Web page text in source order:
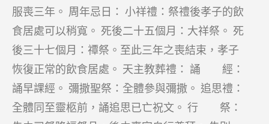
服喪三年。 周年忌日： 小祥禮：祭禮後孝子的飲
食居處可以稍寬。 死後二十五個月：大祥祭。 死
後三十七個月：禫祭。至此三年之喪結束，孝子
恢復正常的飲食居處。 天主教葬禮： 誦 經：
誦早課經。 彌撒聖祭：全體參與彌撒。 追思禮：
全體同至靈柩前，誦追思已亡祝文。 行 祭：